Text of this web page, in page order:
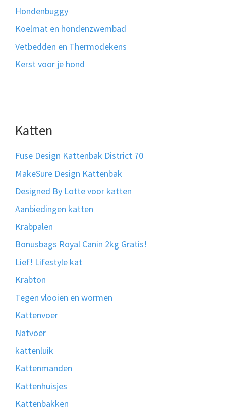
Hondenbuggy
Koelmat en hondenzwembad
Vetbedden en Thermodekens
Kerst voor je hond
Katten
Fuse Design Kattenbak District 70
MakeSure Design Kattenbak
Designed By Lotte voor katten
Aanbiedingen katten
Krabpalen
Bonusbags Royal Canin 2kg Gratis!
Lief! Lifestyle kat
Krabton
Tegen vlooien en wormen
Kattenvoer
Natvoer
kattenluik
Kattenmanden
Kattenhuisjes
Kattenbakken